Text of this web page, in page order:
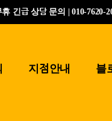
긴급 상담 문의 | 010-7620-
지점안내 블